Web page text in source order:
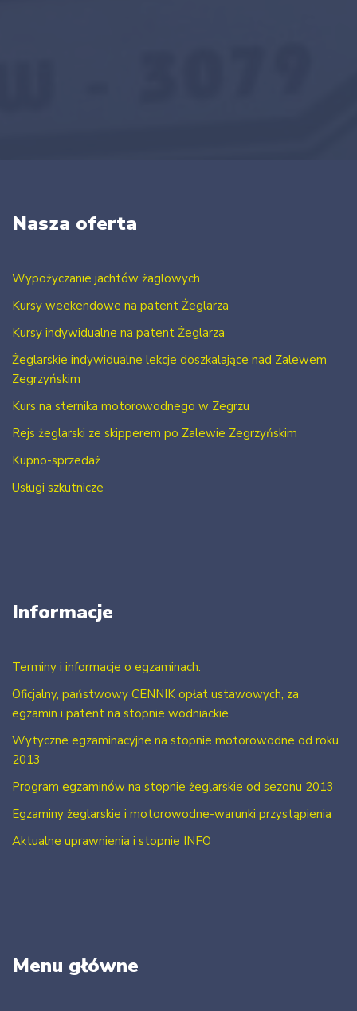
Nasza oferta
Wypożyczanie jachtów żaglowych
Kursy weekendowe na patent Żeglarza
Kursy indywidualne na patent Żeglarza
Żeglarskie indywidualne lekcje doszkalające nad Zalewem
Zegrzyńskim
Kurs na sternika motorowodnego w Zegrzu
Rejs żeglarski ze skipperem po Zalewie Zegrzyńskim
Kupno-sprzedaż
Usługi szkutnicze
Informacje
Terminy i informacje o egzaminach.
Oficjalny, państwowy CENNIK opłat ustawowych, za
egzamin i patent na stopnie wodniackie
Wytyczne egzaminacyjne na stopnie motorowodne od roku
2013
Program egzaminów na stopnie żeglarskie od sezonu 2013
Egzaminy żeglarskie i motorowodne-warunki przystąpienia
Aktualne uprawnienia i stopnie INFO
Menu główne